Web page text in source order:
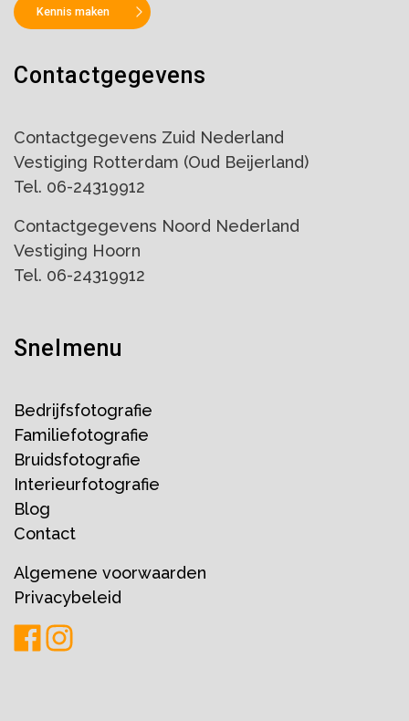
Kennis maken
Contactgegevens
Contactgegevens Zuid Nederland
Vestiging Rotterdam (Oud Beijerland)
Tel. 06-24319912
Contactgegevens Noord Nederland
Vestiging Hoorn
Tel. 06-24319912
Snelmenu
Bedrijfsfotografie
Familiefotografie
Bruidsfotografie
Interieurfotografie
Blog
Contact
Algemene voorwaarden
Privacybeleid